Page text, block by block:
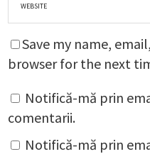
Save my name,
browser for the next
Notifică-mă prin
comentarii.
Notifică-mă prin